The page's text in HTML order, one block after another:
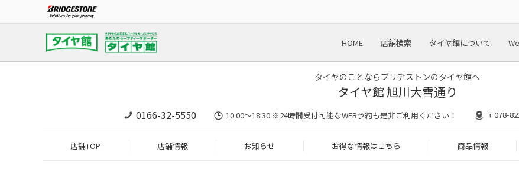
HOME 店舗検索 タイヤ館について
タイヤのことならブリヂストンのタイヤ館へ
タイヤ館 旭川大雪通り
0166-32-5550 10:00～18:30 ※24時間受付可能なWEB予約も是非ご利用ください！ 〒078-
店舗TOP 店舗情報 お知らせ お得な情報はこちら 商品情報